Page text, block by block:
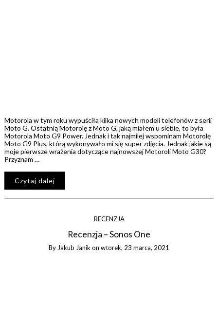
Motorola w tym roku wypuściła kilka nowych modeli telefonów z serii
Moto G. Ostatnią Motorolę z Moto G, jaką miałem u siebie, to była
Motorola Moto G9 Power. Jednak i tak najmilej wspominam Motorolę
Moto G9 Plus, którą wykonywało mi się super zdjęcia. Jednak jakie są
moje pierwsze wrażenia dotyczące najnowszej Motoroli Moto G30?
Przyznam …
Czytaj dalej
RECENZJA
Recenzja – Sonos One
By Jakub Janik on wtorek, 23 marca, 2021